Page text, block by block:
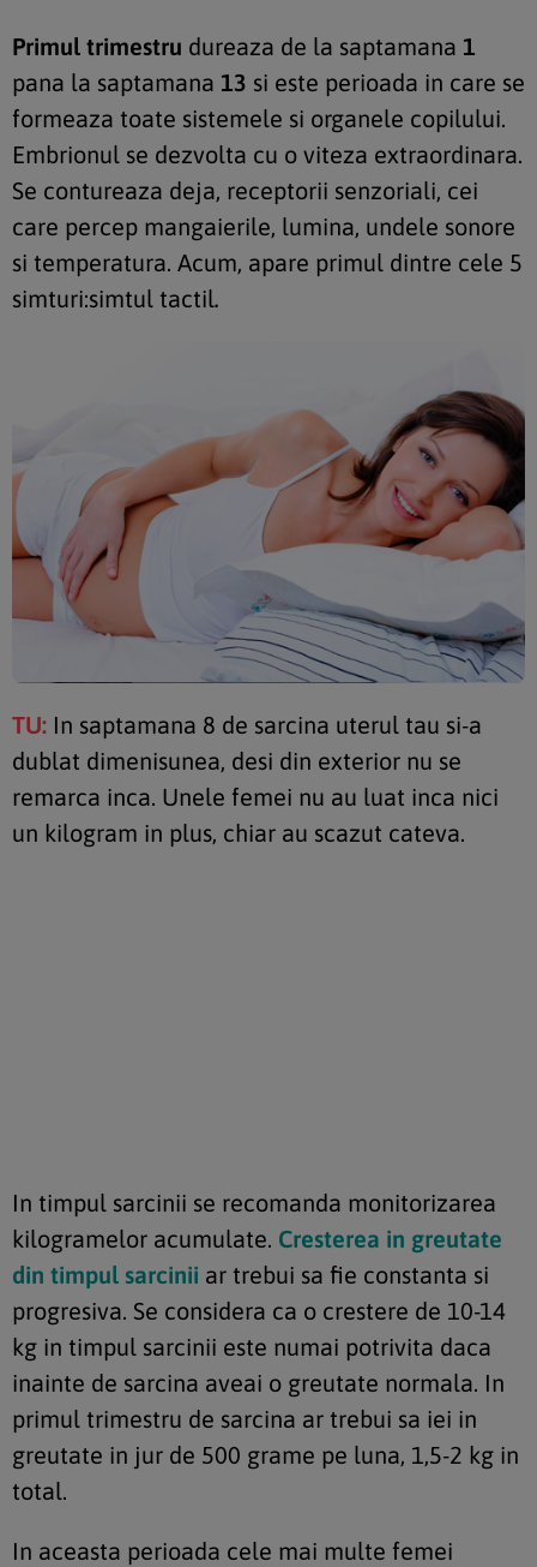
Primul trimestru dureaza de la saptamana 1
pana la saptamana 13 si este perioada in care se
formeaza toate sistemele si organele copilului.
Embrionul se dezvolta cu o viteza extraordinara.
Se contureaza deja, receptorii senzoriali, cei
care percep mangaierile, lumina, undele sonore
si temperatura. Acum, apare primul dintre cele 5
simturi:simtul tactil.
TU: In saptamana 8 de sarcina uterul tau si-a
dublat dimenisunea, desi din exterior nu se
remarca inca. Unele femei nu au luat inca nici
un kilogram in plus, chiar au scazut cateva.
In timpul sarcinii se recomanda monitorizarea
kilogramelor acumulate. Cresterea in greutate
din timpul sarcinii ar trebui sa fie constanta si
progresiva. Se considera ca o crestere de 10-14
kg in timpul sarcinii este numai potrivita daca
inainte de sarcina aveai o greutate normala. In
primul trimestru de sarcina ar trebui sa iei in
greutate in jur de 500 grame pe luna, 1,5-2 kg in
total.
In aceasta perioada cele mai multe femei